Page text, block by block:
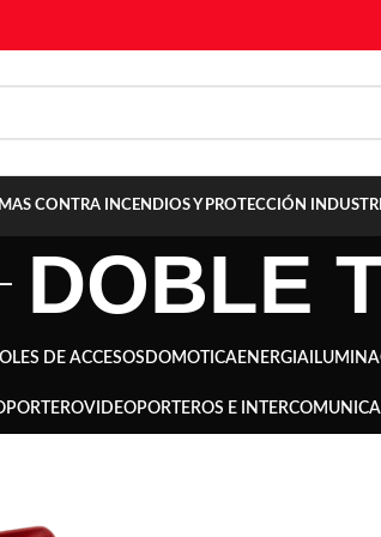
CONTRA INCENDIOS Y PROTECCIÓN
DOBLE
DE ACCESOS DOMOTICA ENERGIA
VIDEOPORTEROS E